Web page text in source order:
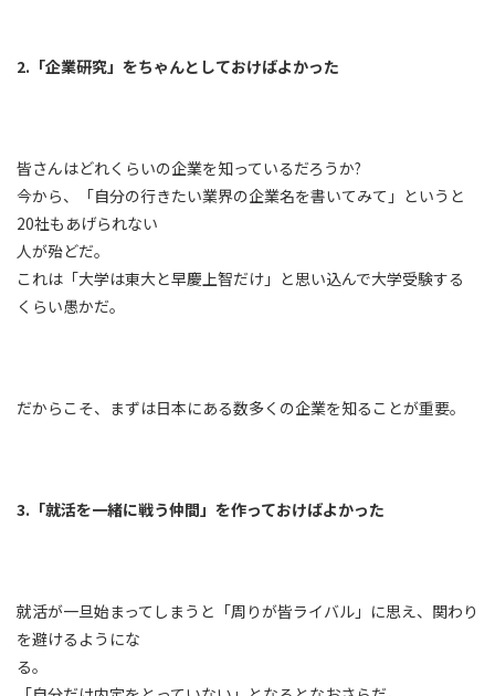
2.「企業研究」をちゃんとしておけばよかった
皆さんはどれくらいの企業を知っているだろうか?
今から、「自分の行きたい業界の企業名を書いてみて」というと
20社もあげられない
人が殆どだ。
これは「大学は東大と早慶上智だけ」と思い込んで大学受験する
くらい愚かだ。
だからこそ、まずは日本にある数多くの企業を知ることが重要。
3.「就活を一緒に戦う仲間」を作っておけばよかった
就活が一旦始まってしまうと「周りが皆ライバル」に思え、関わり
を避けるようにな
る。